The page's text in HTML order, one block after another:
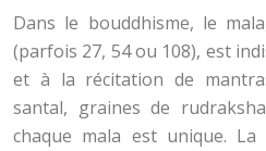
Dans le bouddhisme, le
(parfois 27, 54 ou 108), est
et à la récitation de
santal, graines de
chaque mala est unique.